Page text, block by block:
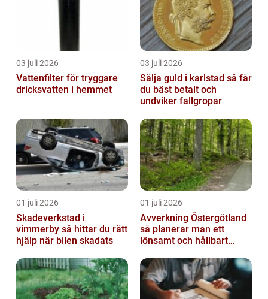
03 juli 2026
Vattenfilter för tryggare
dricksvatten i hemmet
03 juli 2026
Sälja guld i karlstad så får
du bäst betalt och
undviker fallgropar
01 juli 2026
Skadeverkstad i
vimmerby så hittar du rätt
hjälp när bilen skadats
01 juli 2026
Avverkning Östergötland
så planerar man ett
lönsamt och hållbart